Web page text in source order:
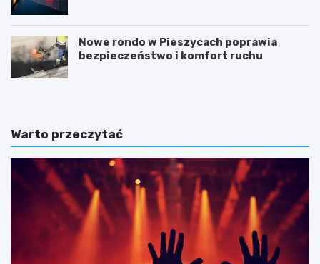
Nowe rondo w Pieszycach poprawia
bezpieczeństwo i komfort ruchu
Warto przeczytać